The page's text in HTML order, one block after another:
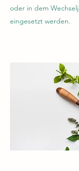
oder in dem
eingesetzt werden.